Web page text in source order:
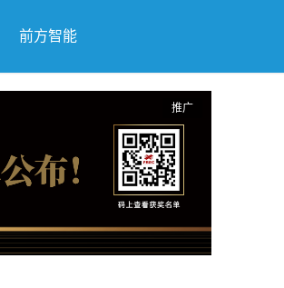
前方智能
推广